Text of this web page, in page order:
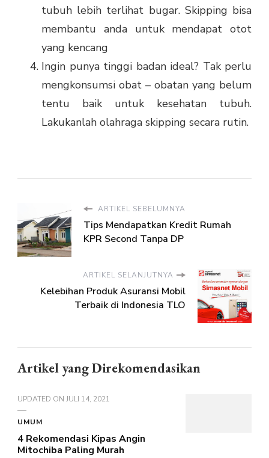
tubuh lebih terlihat bugar. Skipping bisa
membantu anda untuk mendapat otot
yang kencang
Ingin punya tinggi badan ideal? Tak perlu
mengkonsumsi obat – obatan yang belum
tentu baik untuk kesehatan tubuh.
Lakukanlah olahraga skipping secara rutin.
ARTIKEL SEBELUMNYA
Tips Mendapatkan Kredit Rumah
KPR Second Tanpa DP
ARTIKEL SELANJUTNYA
Kelebihan Produk Asuransi Mobil
Terbaik di Indonesia TLO
Artikel yang Direkomendasikan
UPDATED ON JULI 14, 2021
UMUM
4 Rekomendasi Kipas Angin
Mitochiba Paling Murah